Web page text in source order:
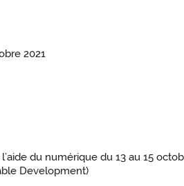
2021
du numérique du 13 au 15
Development)